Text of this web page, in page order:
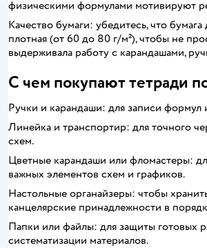
физическими формулами мотивируют
Качество бумаги: убедитесь, что бумага
плотная (от 60 до 80 г/м²), чтобы не
выдерживала работу с карандашами,
С чем покупают тетради
Ручки и карандаши: для записи формул
Линейка и транспортир: для точного
схем.
Цветные карандаши или фломастеры:
важных элементов схем и графиков.
Настольные органайзеры: чтобы
канцелярские принадлежности в
Папки или файлы: для защиты готовых
систематизации материалов.